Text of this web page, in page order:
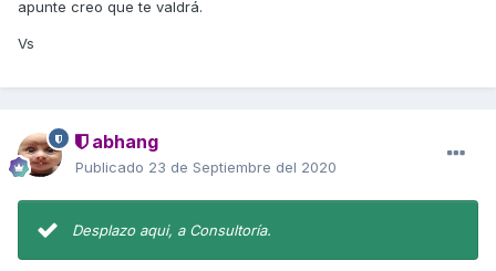
apunte creo que te valdrá.
Vs
abhang
Publicado 23 de Septiembre del 2020
Desplazo aqui, a Consultoría.